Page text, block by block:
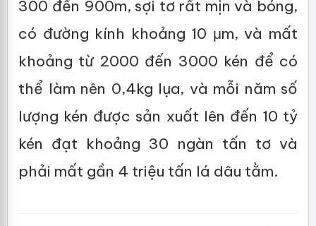
300 đến 900m, sợi tơ rất mịn và bóng,
có đường kính khoảng 10 μm, và mất
khoảng từ 2000 đến 3000 kén để có
thể làm nên 0,4kg lụa, và mỗi năm số
lượng kén được sản xuất lên đến 10 tỷ
kén đạt khoảng 30 ngàn tấn tơ và
phải mất gần 4 triệu tấn lá dâu tằm.